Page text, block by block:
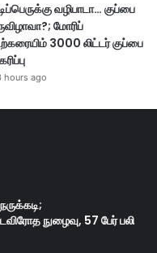
வழிபாடா… குப்பை
மோரிப்
3000 லிட்டர் குப்பை
hours ago
நுழைவு, 57 பேர் பலி